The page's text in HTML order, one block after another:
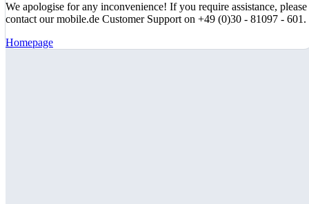
We apologise for any inconvenience! If you require assistance, please
contact our mobile.de Customer Support on +49 (0)30 - 81097 - 601.
Homepage